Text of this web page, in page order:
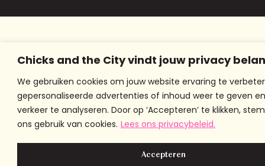
Chicks and the City vindt jouw privacy
We gebruiken cookies om jouw website ervaring te
gepersonaliseerde advertenties of inhoud weer te geven
verkeer te analyseren. Door op ‘Accepteren’ te klikken,
ons gebruik van cookies. Lees ons privacybeleid.
Accepteren